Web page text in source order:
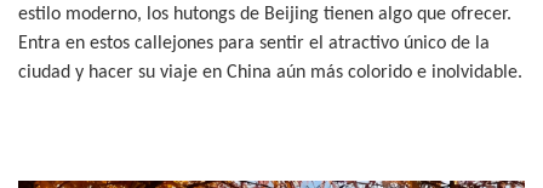
estilo moderno, los hutongs de Beijing tienen algo que ofrecer.
Entra en estos callejones para sentir el atractivo único de la
ciudad y hacer su viaje en China aún más colorido e inolvidable.